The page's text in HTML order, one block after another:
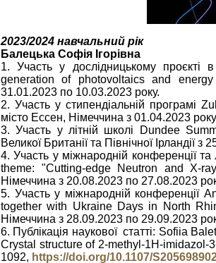
2023/2024 навчальний рік
Балецька Софія Ігорівна
1. Участь у дослідницькому проєкті
generation of photovoltaics and
31.01.2023 по 10.03.2023 року.
2. Участь у стипендіальній програмі
місто Ессен, Німеччина з 01.04.2023
3. Участь у літній школі Dundee
Великої Британії та Північної Ірландії
4. Участь у міжнародній конференції
theme: "Cutting-edge Neutron and X-
Німеччина з 20.08.2023 по 27.08.2023
5. Участь у міжнародній конференції
together with Ukraine Days in North
Німеччина з 28.09.2023 по 29.09.2023
6. Публікація наукової статті: Sofiia
Crystal structure of 2-methyl-1H-imidazol-
1092, https://doi.org/10.1107/